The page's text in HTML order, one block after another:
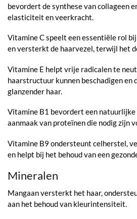
bevordert de synthese van collageen
elasticiteit en veerkracht.
Vitamine C speelt een essentiële rol
en versterkt de haarvezel, terwijl het
Vitamine E helpt vrije radicalen te
haarstructuur kunnen beschadigen en
glanzender haar.
Vitamine B1 bevordert een natuurlijke
aanmaak van proteïnen die nodig zijn
Vitamine B9 ondersteunt celherstel,
en helpt bij het behoud van een
Mineralen
Mangaan versterkt het haar,
aan het behoud van kleurintensiteit.